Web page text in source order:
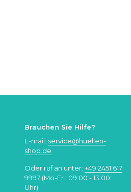
Brauchen Sie Hilfe?
E-mail: service@huellen-
shop.de
Oder ruf an unter: +49 2451 617
9997 (Mo-Fr.: 09:00 - 13:00
Uhr)